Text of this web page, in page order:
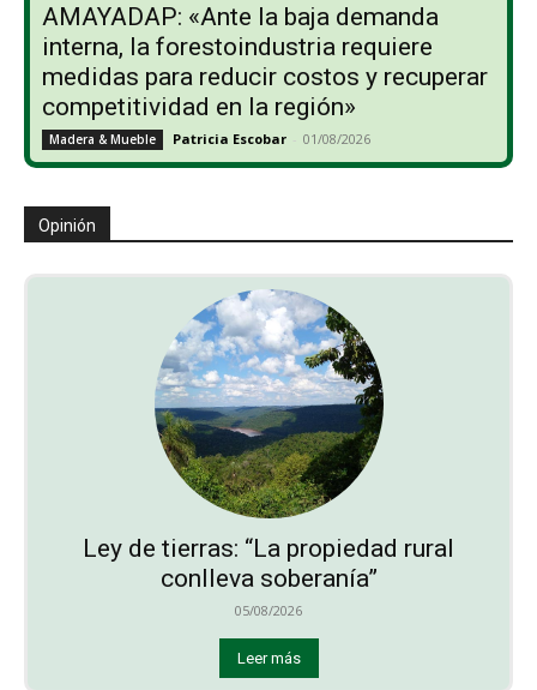
AMAYADAP: «Ante la baja demanda
interna, la forestoindustria requiere
medidas para reducir costos y recuperar
competitividad en la región»
Madera & Mueble Patricia Escobar - 01/08/2026
Opinión
Ley de tierras: “La propiedad rural
conlleva soberanía”
05/08/2026
Leer más